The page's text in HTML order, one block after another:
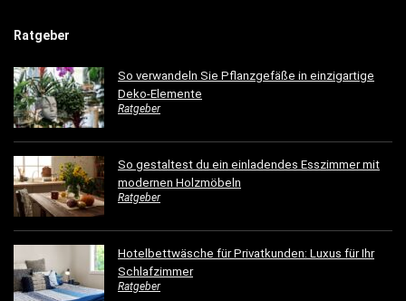
Ratgeber
So verwandeln Sie Pflanzgefäße in einzigartige
Deko-Elemente
Ratgeber
So gestaltest du ein einladendes Esszimmer mit
modernen Holzmöbeln
Ratgeber
Hotelbettwäsche für Privatkunden: Luxus für Ihr
Schlafzimmer
Ratgeber